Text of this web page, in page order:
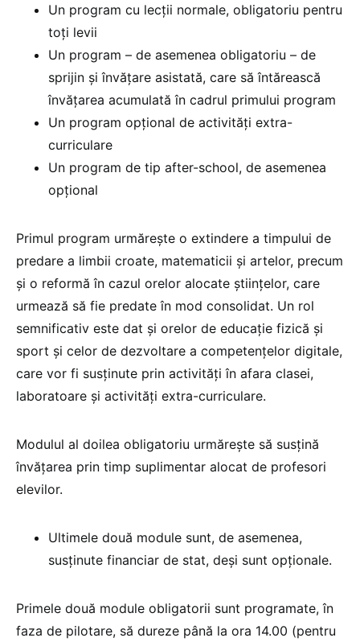
Un program cu lecții normale, obligatoriu pentru
toți levii
Un program – de asemenea obligatoriu – de
sprijin și învățare asistată, care să întărească
învățarea acumulată în cadrul primului program
Un program opțional de activități extra-
curriculare
Un program de tip after-school, de asemenea
opțional
Primul program urmărește o extindere a timpului de
predare a limbii croate, matematicii și artelor, precum
și o reformă în cazul orelor alocate științelor, care
urmează să fie predate în mod consolidat. Un rol
semnificativ este dat și orelor de educație fizică și
sport și celor de dezvoltare a competențelor digitale,
care vor fi susținute prin activități în afara clasei,
laboratoare și activități extra-curriculare.
Modulul al doilea obligatoriu urmărește să susțină
învățarea prin timp suplimentar alocat de profesori
elevilor.
Ultimele două module sunt, de asemenea,
susținute financiar de stat, deși sunt opționale.
Primele două module obligatorii sunt programate, în
faza de pilotare, să dureze până la ora 14.00 (pentru